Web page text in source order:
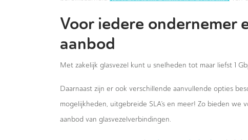
Voor iedere ondernemer
aanbod
Met zakelijk glasvezel kunt u snelheden tot maar liefst 1
Daarnaast zijn er ook verschillende aanvullende opties
mogelijkheden, uitgebreide SLA’s en meer! Zo bieden
aanbod van glasvezelverbindingen.